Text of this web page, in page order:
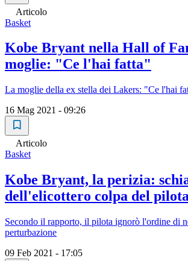
Articolo
Basket
Kobe Bryant nella Hall of
moglie: "Ce l'hai fatta"
La moglie della ex stella dei Lakers: "Ce l'hai
16 Mag 2021 - 09:26
Articolo
Basket
Kobe Bryant, la perizia:
dell'elicottero colpa del
Secondo il rapporto, il pilota ignorò l'ordine di
perturbazione
09 Feb 2021 - 17:05